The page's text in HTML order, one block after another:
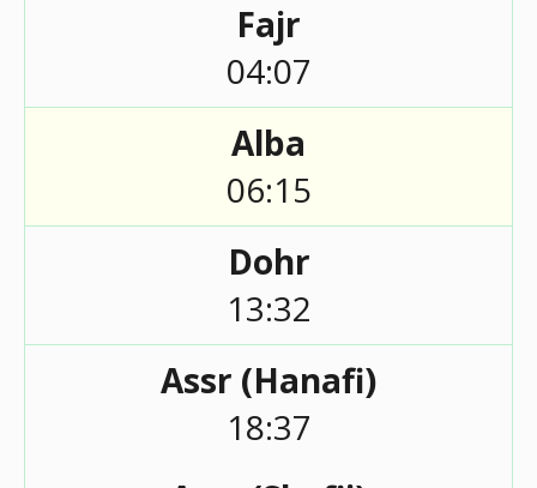
Fajr
04:07
Alba
06:15
Dohr
13:32
Assr (Hanafi)
18:37